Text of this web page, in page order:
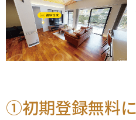
①初期登録無料